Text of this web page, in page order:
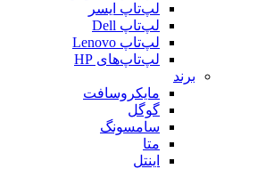
لپ‌تاپ ایسر
لپ‌تاپ Dell
لپ‌تاپ Lenovo
لپ‌تاپ‌های HP
برند
مایکروسافت
گوگل
سامسونگ
متا
اینتل